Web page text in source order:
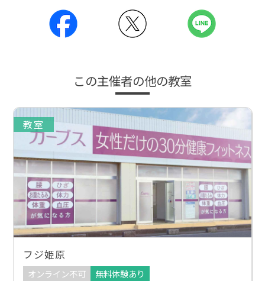
この主催者の他の教室
教室
フジ姫原
オンライン不可
無料体験あり